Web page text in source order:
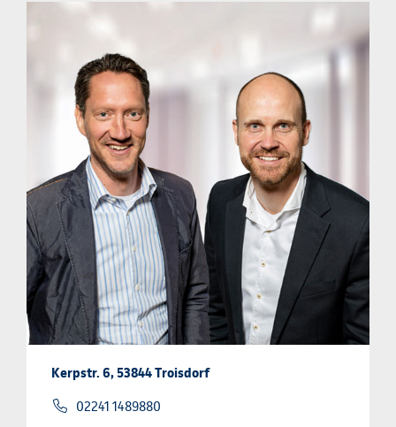
Kerpstr. 6, 53844 Troisdorf
02241 1489880